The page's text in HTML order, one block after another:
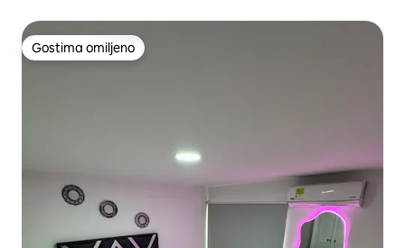
Gostima omiljeno
Gostima omiljeno